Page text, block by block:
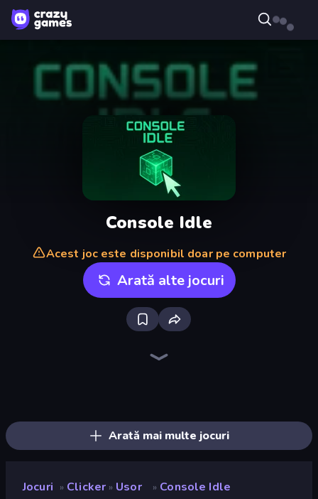
Console Idle
Acest joc este disponibil doar pe computer
Arată alte jocuri
Arată mai multe jocuri
Jocuri » Clicker » Usor » Console Idle